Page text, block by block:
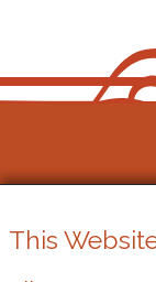
This